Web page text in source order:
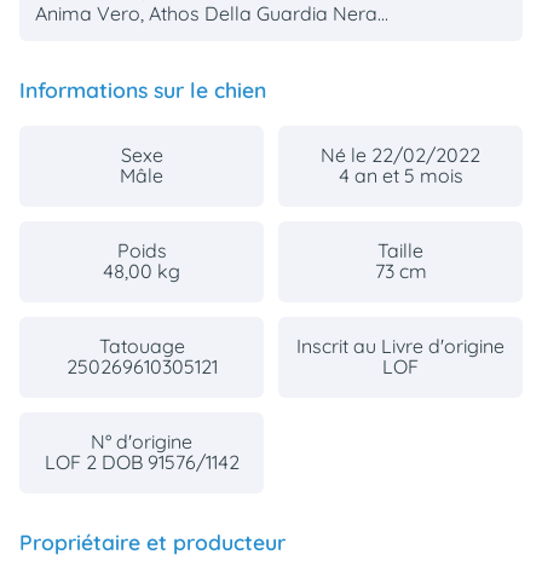
Anima Vero, Athos Della Guardia Nera...
Informations sur le chien
Sexe
Mâle
Né le 22/02/2022
4 an et 5 mois
Poids
48,00 kg
Taille
73 cm
Tatouage
250269610305121
Inscrit au Livre d'origine
LOF
N° d'origine
LOF 2 DOB 91576/1142
Propriétaire et producteur